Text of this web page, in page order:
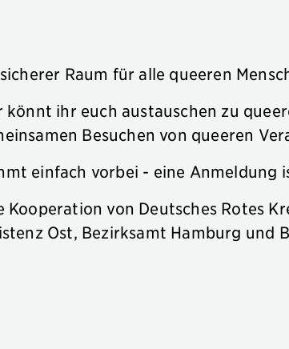
Raum für alle queeren
könnt ihr euch austauschen zu
Besuchen von queeren
einfach vorbei - eine Anmeldung
Kooperation von Deutsches Rotes
Ost, Bezirksamt Hamburg und